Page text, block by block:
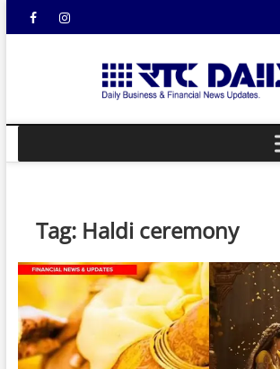
FacebookInstagram
Tag: Haldi ceremony